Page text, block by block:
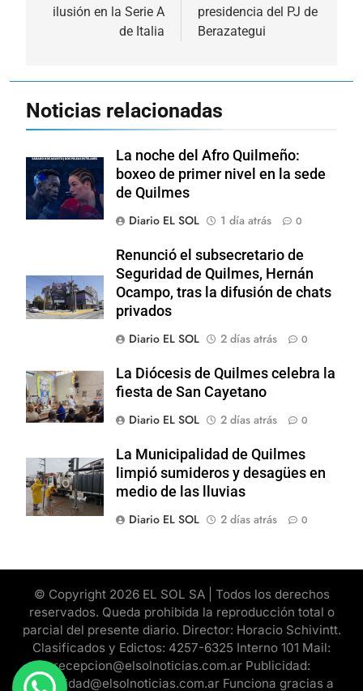
ilusión en la Serie A
de Italia
presidencia del PJ de
Berazategui
Noticias relacionadas
La noche del Afro Quilmeño:
boxeo de primer nivel en la sede
de Quilmes
Diario EL SOL
1 día atrás 0
Renunció el subsecretario de
Seguridad de Quilmes, Hernán
Ocampo, tras la difusión de chats
privados
Diario EL SOL
2 días atrás 0
La Diócesis de Quilmes celebra la
fiesta de San Cayetano
Diario EL SOL
2 días atrás 0
La Municipalidad de Quilmes
limpió sumideros y desagües en
medio de las lluvias
Diario EL SOL
2 días atrás 0
© Copyright 2026 EL SOL SA | Todos los derechos
reservados. Queda prohibida la reproducción total o
parcial del presente diario. Director: Horacio Schivintt.
Clasificados y Edictos: 4257-6325 Interno 101 Mail:
recepcion@elsolnoticias.com.ar Publicidad:
publicidad@elsolnoticias.com.ar Funciona gracias a